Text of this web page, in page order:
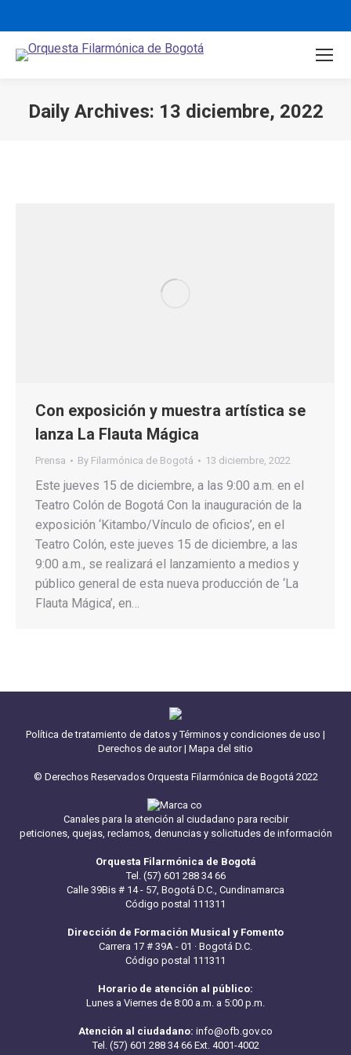
Daily Archives: 13 diciembre, 2022
Con exposición y muestra artística se
lanza La Flauta Mágica
Prensa By Filarmónica de Bogotá 13 diciembre, 2022
Este jueves 15 de diciembre, a las 9:00 a.m. en el
Teatro Colón de Bogotá Con la inauguración de la
exposición ‘Kitambo/Vínculo de oficios’, en el
Teatro Colón, este jueves 15 de diciembre, a las
9:00 a.m., se realizará el lanzamiento a medios y
público general de esta nueva producción de ‘La
Flauta Mágica’, en…
Política de tratamiento de datos y Términos y condiciones de uso |
Derechos de autor| Mapa del sitio
© Derechos Reservados Orquesta Filarmónica de Bogotá 2022
Canales para la atención al ciudadano para recibir
peticiones, quejas, reclamos, denuncias y solicitudes de información
Orquesta Filarmónica de Bogotá
Tel. (57) 601 288 34 66
Calle 39Bis # 14 - 57, Bogotá D.C., Cundinamarca
Código postal 111311
Dirección de Formación Musical y Fomento
Carrera 17 # 39A - 01 · Bogotá D.C.
Código postal 111311
Horario de atención al público:
Lunes a Viernes de 8:00 a.m. a 5:00 p.m.
Atención al ciudadano: info@ofb.gov.co
Tel. (57) 601 288 34 66 Ext. 4001-4002